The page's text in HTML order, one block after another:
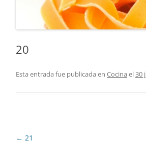
20
Esta entrada fue publicada en Cocina el30
Navegación
← 21